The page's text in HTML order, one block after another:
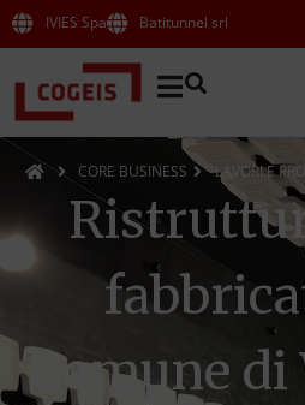
IVIES Spa Batitunnel srl
CORE BUSINESS LAVORI E
Comune